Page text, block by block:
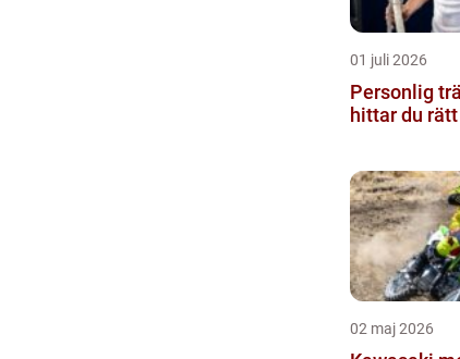
01 juli 2026
Personlig
hittar du
02 maj 2026